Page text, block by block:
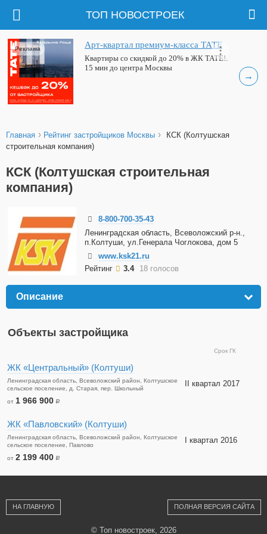
ТОП НОВОСТРОЕК
→
Арт-квартал премиум-класса ТАТЕ
Квартиры со скидкой до 20% в ЖК ТАТЕ!.
15 мин до центра Москвы
Реклама
Главная › Рейтинг застройщиков Москвы ›
КСК (Колтушская
строительная компания)
КСК (Колтушская строительная
компания)
8-800-700-35-43
Ленинградская область, Всеволожский р-н.,
п.Колтуши, ул.Генерала Чоглокова, дом 5
www.ksk21.ru
Рейтинг
3.4 18 голосов
Описание
Объекты застройщика
Срок ГК
ЖК «Центральный» (Колтуши)
Ленинградская область, Всеволожский район, Колтушское
сельское поселение, д. Старая, пер. Школьный
от 1 966 900 a
II квартал 2017
ЖК «Павловский» (Колтуши)
Ленинградская область, Всеволожский район, Колтушское
сельское поселение, Павлово
от 2 199 400 a
I квартал 2016
НА ГЛАВНУЮ ПОЛНАЯ ВЕРСИЯ САЙТА
© Топ новостроек, 2026